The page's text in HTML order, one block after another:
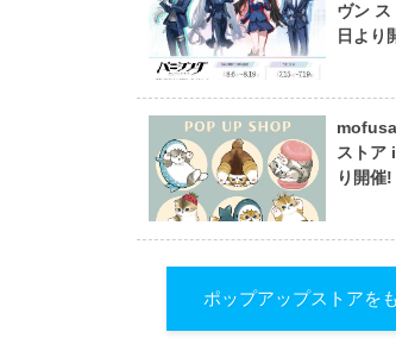
ヴン
日より
ストア
り開催!
ポップアップストアを